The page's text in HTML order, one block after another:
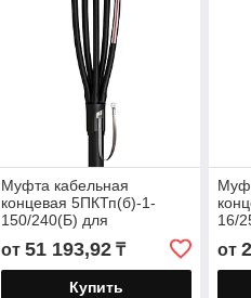
Муфта кабельная
концевая 5ПКТп(б)-1-
150/240(Б) для
бронированных кабелей с
пластмассовой и ЭПР
изоляцией до
от 51 193,92₸
Купить
16/
от